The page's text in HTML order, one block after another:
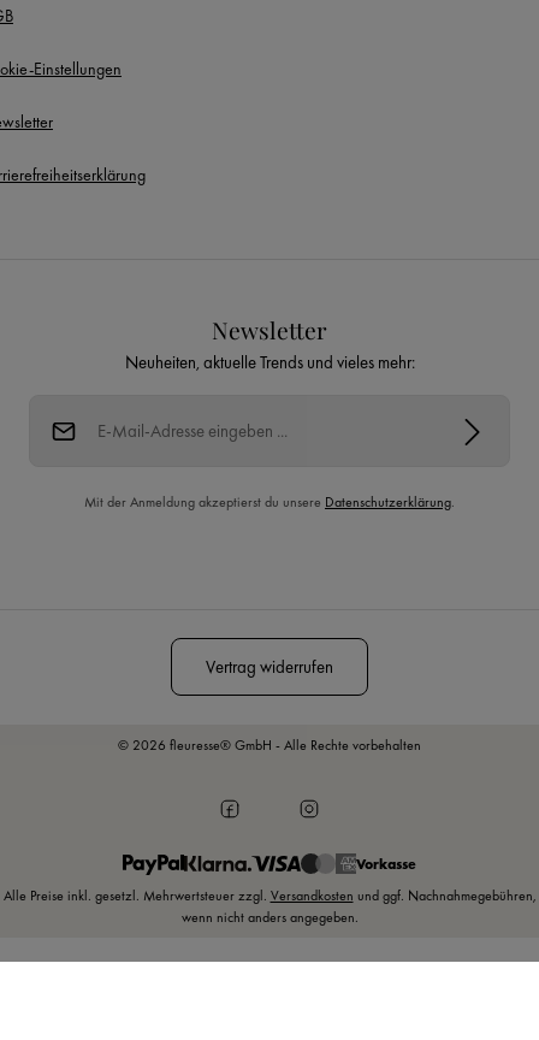
Einstellungen
Newsletter
Neuheiten, aktuelle Trends und vieles mehr:
Mit der Anmeldung akzeptierst du unsere Datenschutzerklärung.
Vertrag widerrufen
© 2026 fleuresse® GmbH - Alle Rechte vorbehalten
Vorkasse
Alle Preise inkl. gesetzl. Mehrwertsteuer zzgl. Versandkosten und ggf. Nachnahmegebühren,
wenn nicht anders angegeben.